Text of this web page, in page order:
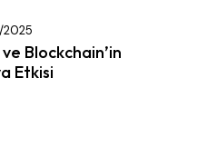
2025
Blockchain’in
Etkisi